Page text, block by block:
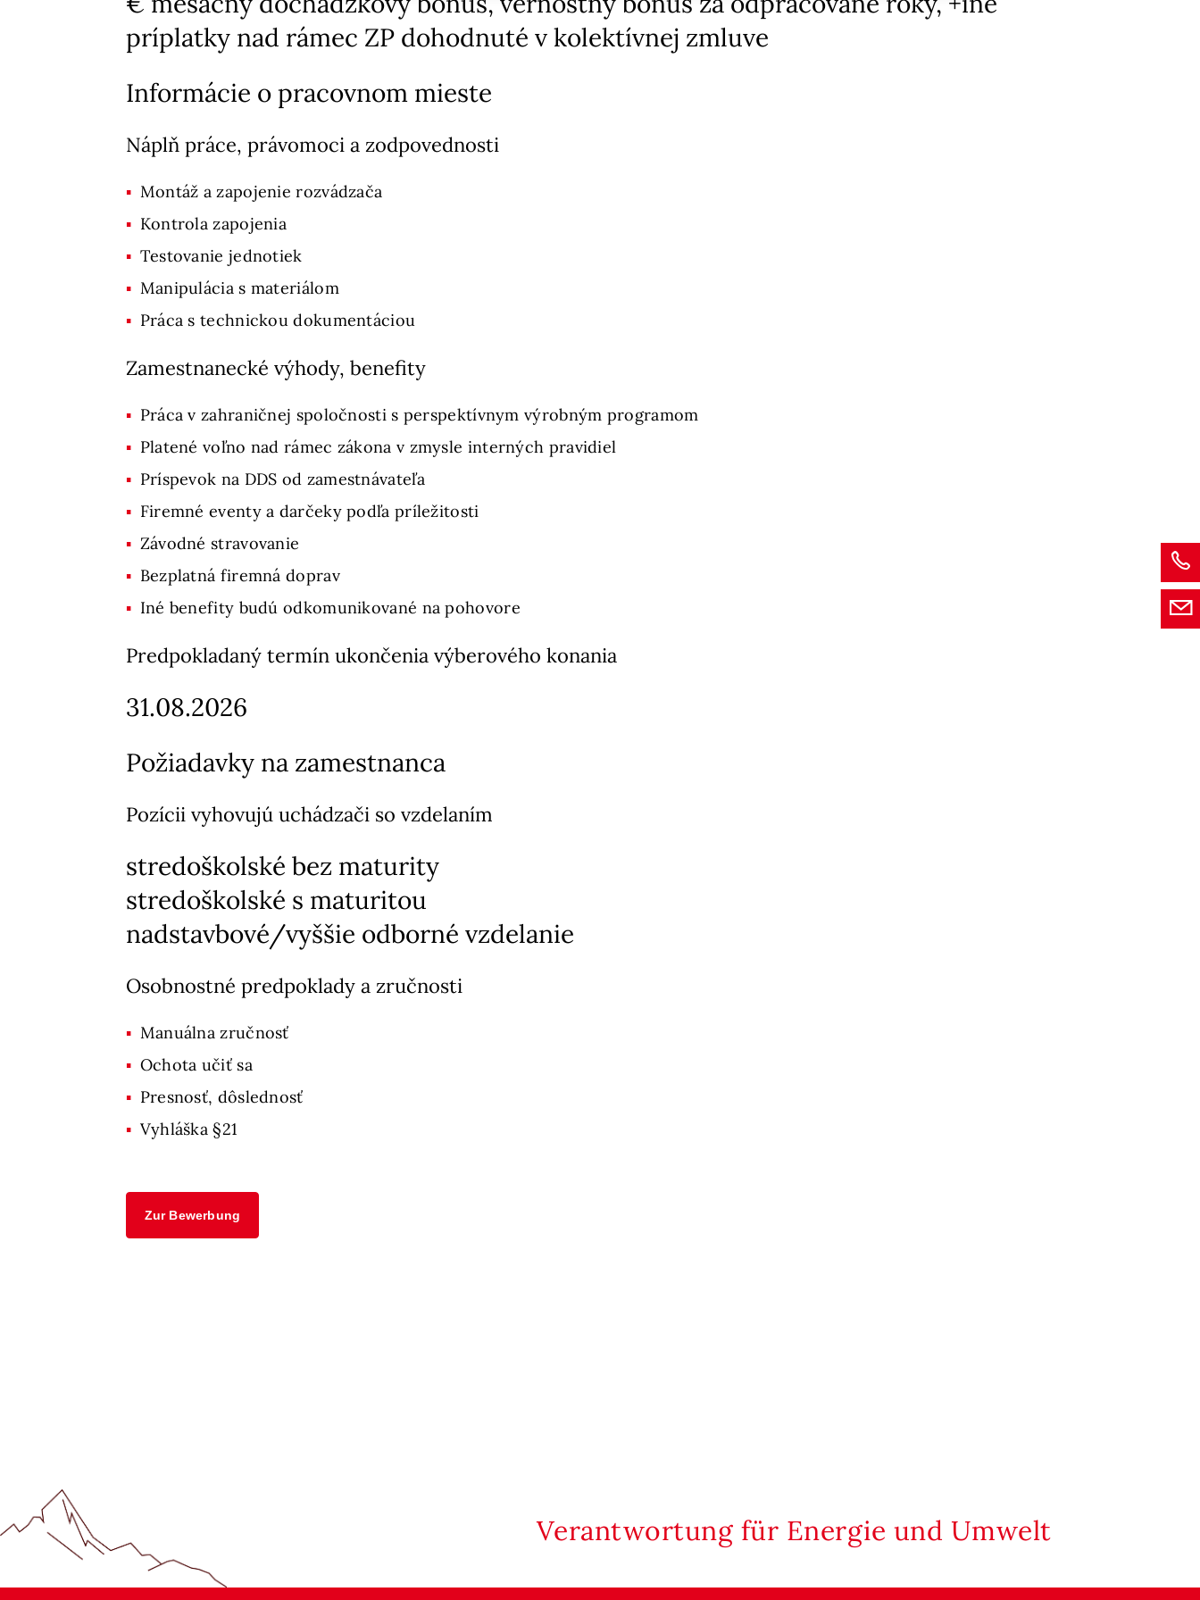
príplatky nad rámec ZP dohodnuté v kolektívnej zmluve
Informácie o pracovnom mieste
Náplň práce, právomoci a zodpovednosti
Montáž a zapojenie rozvádzača
Kontrola zapojenia
Testovanie jednotiek
Manipulácia s materiálom
Práca s technickou dokumentáciou
Zamestnanecké výhody, benefity
Práca v zahraničnej spoločnosti s perspektívnym výrobným programom
Platené voľno nad rámec zákona v zmysle interných pravidiel
Príspevok na DDS od zamestnávateľa
Firemné eventy a darčeky podľa príležitosti
Závodné stravovanie
Bezplatná firemná doprav
Iné benefity budú odkomunikované na pohovore
Predpokladaný termín ukončenia výberového konania
31.08.2026
Požiadavky na zamestnanca
Pozícii vyhovujú uchádzači so vzdelaním
stredoškolské bez maturity
stredoškolské s maturitou
nadstavbové/vyššie odborné vzdelanie
Osobnostné predpoklady a zručnosti
Manuálna zručnosť
Ochota učiť sa
Presnosť, dôslednosť
Vyhláška §21
Zur Bewerbung
Verantwortung für Energie und Umwelt